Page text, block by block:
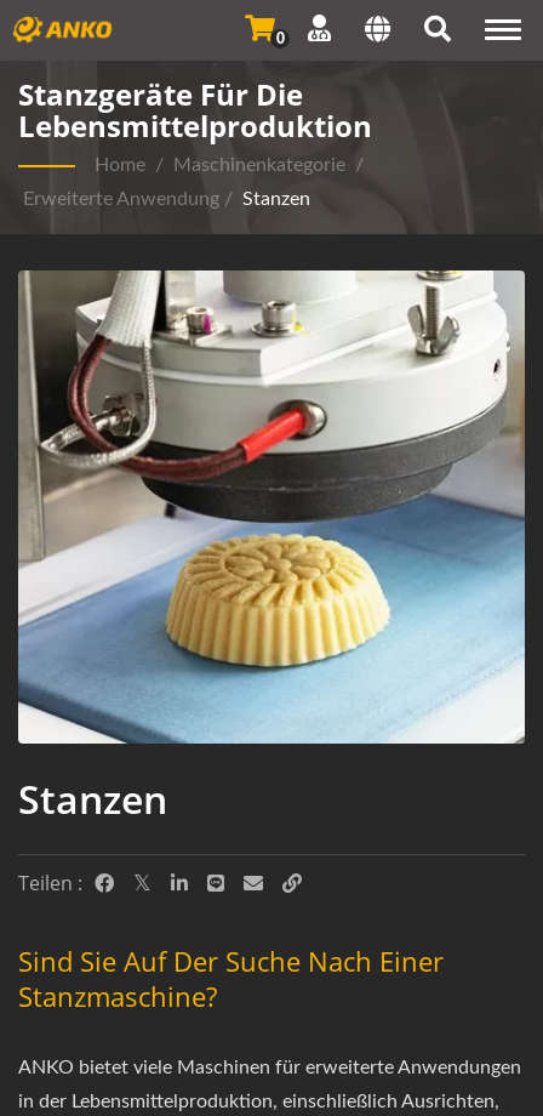
0
Stanzgeräte Für Die
Lebensmittelproduktion
Home / Maschinenkategorie
/
Erweiterte Anwendung / Stanzen
Stanzen
Teilen :
Sind Sie Auf Der Suche Nach Einer
Stanzmaschine?
ANKO bietet viele Maschinen für erweiterte Anwendungen
in der Lebensmittelproduktion, einschließlich Ausrichten,